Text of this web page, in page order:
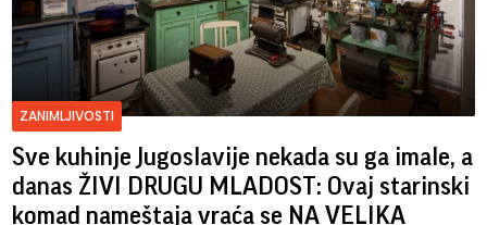
ZANIMLJIVOSTI
Sve kuhinje Jugoslavije nekada su ga imale, a
danas ŽIVI DRUGU MLADOST: Ovaj starinski
komad nameštaja vraća se NA VELIKA